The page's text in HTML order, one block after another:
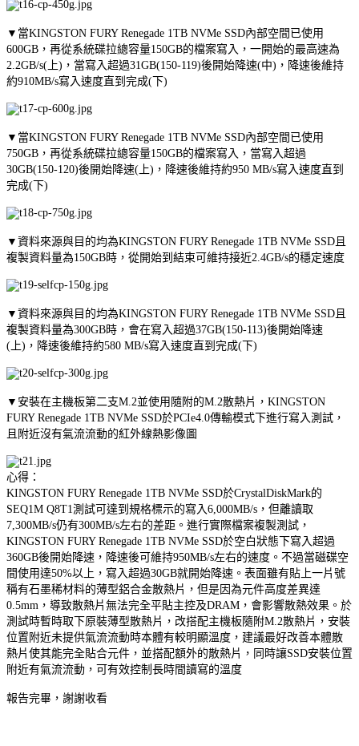
▼當KINGSTON FURY Renegade 1TB NVMe SSD內部空間已使用
600GB，再從系統碟拉總容量150GB的檔案寫入，一開始的最高速為
2.2GB/s(上)，當寫入超過31GB(150-119)後開始降速(中)，降速後維持
約910MB/s寫入速度直到完成(下)
▼當KINGSTON FURY Renegade 1TB NVMe SSD內部空間已使用
750GB，再從系統碟拉總容量150GB的檔案寫入，當寫入超過
30GB(150-120)後開始降速(上)，降速後維持約950 MB/s寫入速度直到
完成(下)
▼資料來源與目的均為KINGSTON FURY Renegade 1TB NVMe SSD且
複製資料量為150GB時，從開始到結束可維持接近2.4GB/s的穩定速度
▼資料來源與目的均為KINGSTON FURY Renegade 1TB NVMe SSD且
複製資料量為300GB時，會在寫入超過37GB(150-113)後開始降速
(上)，降速後維持約580 MB/s寫入速度直到完成(下)
▼安裝在主機板第二支M.2並使用隨附的M.2散熱片，KINGSTON
FURY Renegade 1TB NVMe SSD於PCIe4.0傳輸模式下進行寫入測試，
且附近沒有氣流流動的紅外線熱影像圖
心得：
KINGSTON FURY Renegade 1TB NVMe SSD於CrystalDiskMark的
SEQ1M Q8T1測試可達到規格標示的寫入6,000MB/s，但離讀取
7,300MB/s仍有300MB/s左右的差距。進行實際檔案複製測試，
KINGSTON FURY Renegade 1TB NVMe SSD於空白狀態下寫入超過
360GB後開始降速，降速後可維持950MB/s左右的速度。不過當磁碟空
間使用達50%以上，寫入超過30GB就開始降速。表面雖有貼上一片號
稱有石墨稀材料的薄型鋁合金散熱片，但是因為元件高度差異達
0.5mm，導致散熱片無法完全平貼主控及DRAM，會影響散熱效果。於
測試時暫時取下原裝薄型散熱片，改搭配主機板隨附M.2散熱片，安裝
位置附近未提供氣流流動時本體有較明顯溫度，建議最好改善本體散
熱片使其能完全貼合元件，並搭配額外的散熱片，同時讓SSD安裝位置
附近有氣流流動，可有效控制長時間讀寫的溫度
報告完畢，謝謝收看